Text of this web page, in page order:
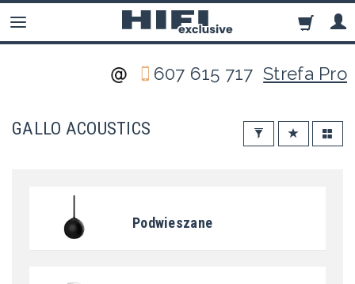
607 615 717Strefa Pro
GALLO ACOUSTICS
Podwieszane